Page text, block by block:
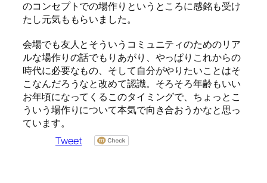
のコンセプトでの場作りというところに感銘も受け
たし元気ももらいました。
会場でも友人とそういうコミュニティのためのリア
ルな場作りの話でもりあがり、やっぱりこれからの
時代に必要なもの、そして自分がやりたいことはそ
こなんだろうなと改めて認識。そろそろ年齢もいい
お年頃になってくるこのタイミングで、ちょっとこ
ういう場作りについて本気で向き合おうかなと思っ
ています。
Tweet